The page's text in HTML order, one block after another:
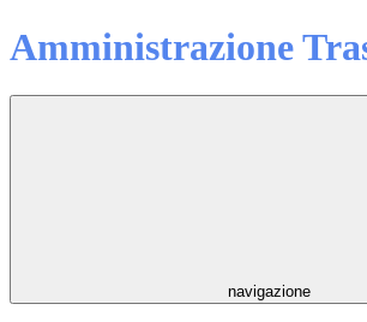
Amministrazione
navigazione